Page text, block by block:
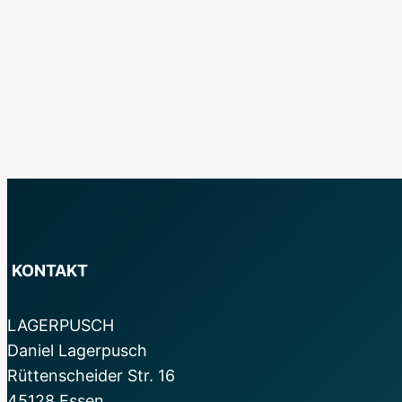
KONTAKT
LAGERPUSCH
Daniel Lagerpusch
Rüttenscheider Str. 16